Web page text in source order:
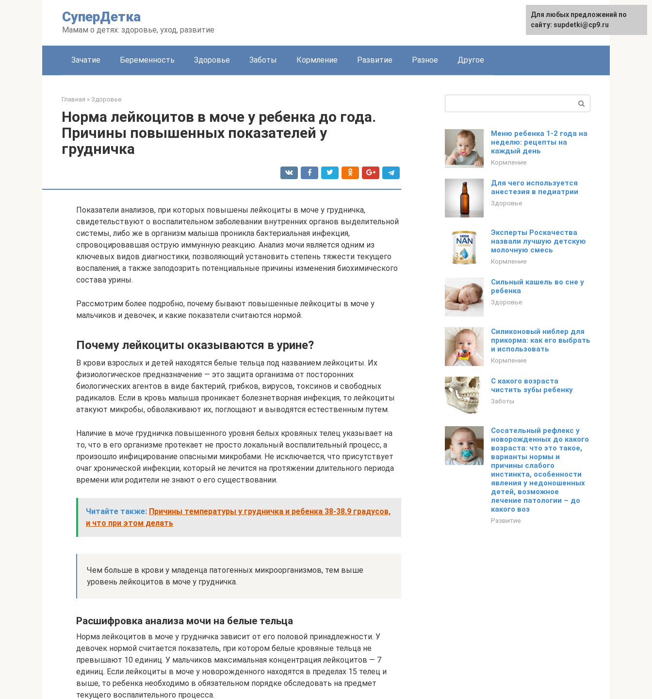
СуперДетка
Мамам о детях: здоровье, уход, развитие
English
Зачатие Беременность Здоровье Заботы Кормление Развитие Разное Другое
Главная » Здоровье
Норма лейкоцитов в моче у ребенка до года.
Причины повышенных показателей у
грудничка
Показатели анализов, при которых повышены лейкоциты в моче у грудничка,
свидетельствуют о воспалительном заболевании внутренних органов выделительной
системы, либо же в организм малыша проникла бактериальная инфекция,
спровоцировавшая острую иммунную реакцию. Анализ мочи является одним из
ключевых видов диагностики, позволяющий установить степень тяжести текущего
воспаления, а также заподозрить потенциальные причины изменения биохимического
состава урины.
Рассмотрим более подробно, почему бывают повышенные лейкоциты в моче у
мальчиков и девочек, и какие показатели считаются нормой.
Почему лейкоциты оказываются в урине?
В крови взрослых и детей находятся белые тельца под названием лейкоциты. Их
физиологическое предназначение — это защита организма от посторонних
биологических агентов в виде бактерий, грибков, вирусов, токсинов и свободных
радикалов. Если в кровь малыша проникает болезнетворная инфекция, то лейкоциты
атакуют микробы, обволакивают их, поглощают и выводятся естественным путем.
Наличие в моче грудничка повышенного уровня белых кровяных телец указывает на
то, что в его организме протекает не просто локальный воспалительный процесс, а
произошло инфицирование опасными микробами. Не исключается, что присутствует
очаг хронической инфекции, который не лечится на протяжении длительного периода
времени или родители не знают о его существовании.
Читайте также: Причины температуры у грудничка и ребенка 38-38.9 градусов,
и что при этом делать
Чем больше в крови у младенца патогенных микроорганизмов, тем выше
уровень лейкоцитов в моче у грудничка.
Расшифровка анализа мочи на белые тельца
Норма лейкоцитов в моче у грудничка зависит от его половой принадлежности. У
девочек нормой считается показатель, при котором белые кровяные тельца не
превышают 10 единиц. У мальчиков максимальная концентрация лейкоцитов — 7
единиц. Если лейкоциты в моче у новорожденного находятся в пределах 15 телец и
выше, то ребенка необходимо в обязательном порядке обследовать на предмет
текущего воспалительного процесса.
Меню ребенка 1-2 года на
неделю: рецепты на
каждый день
Кормление
Для чего используется
анестезия в педиатрии
Здоровье
Эксперты Роскачества
назвали лучшую детскую
молочную смесь
Кормление
Сильный кашель во сне у
ребенка
Здоровье
Силиконовый ниблер для
прикорма: как его выбрать
и использовать
Кормление
С какого возраста
чистить зубы ребенку
Заботы
Сосательный рефлекс у
новорожденных до какого
возраста: что это такое,
варианты нормы и
причины слабого
инстинкта, особенности
явления у недоношенных
детей, возможное
лечение патологии – до
какого воз
Развитие
Для любых предложений по
сайту: supdetki@cp9.ru